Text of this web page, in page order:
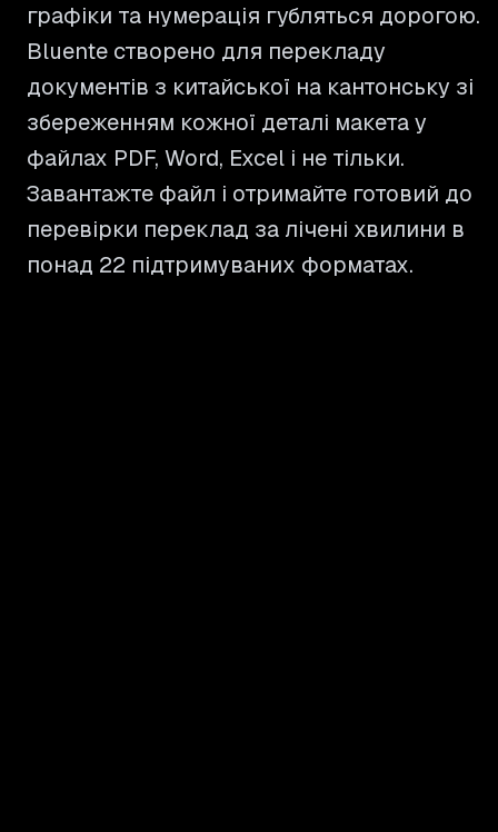
графіки та нумерація губляться дорогою.
Bluente створено для перекладу
документів з китайської на кантонську зі
збереженням кожної деталі макета у
файлах PDF, Word, Excel і не тільки.
Завантажте файл і отримайте готовий до
перевірки переклад за лічені хвилини в
понад 22 підтримуваних форматах.